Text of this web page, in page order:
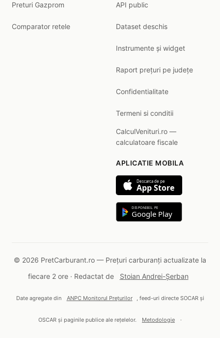
Preturi Gazprom
Comparator retele
API public
Dataset deschis
Instrumente și widget
Raport prețuri pe județe
Confidentialitate
Termeni si conditii
CalculVenituri.ro —
calculatoare fiscale
APLICATIE MOBILA
Descarca de pe
App Store
DISPONIBIL PE
Google Play
© 2026 PretCarburant.ro — Prețuri carburanți actualizate la
fiecare 2 ore · Redactat de
Stoian Andrei-Șerban
Date agregate din ANPC Monitorul Prețurilor , feed-uri directe SOCAR și
OSCAR și paginile publice ale rețelelor. Metodologie ·